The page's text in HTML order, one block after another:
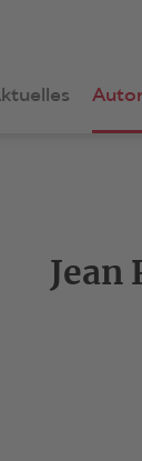
Jean